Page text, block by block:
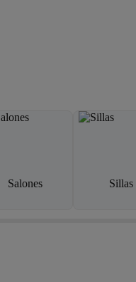
Salones Sillas